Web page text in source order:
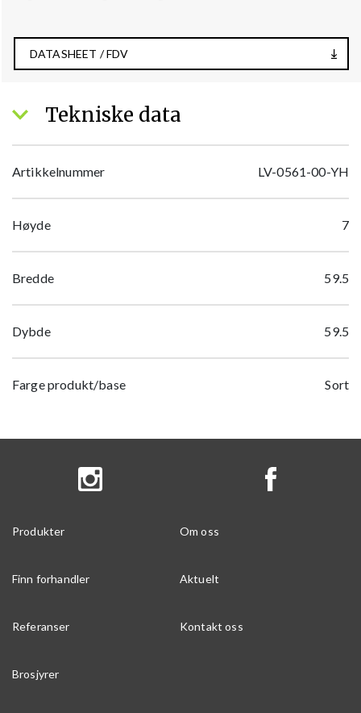
DATASHEET / FDV
Tekniske data
Artikkelnummer LV-0561-00-YH
Høyde 7
Bredde 59.5
Dybde 59.5
Farge produkt/base Sort
Produkter Om oss
Finn forhandler Aktuelt
Referanser Kontakt oss
Brosjyrer